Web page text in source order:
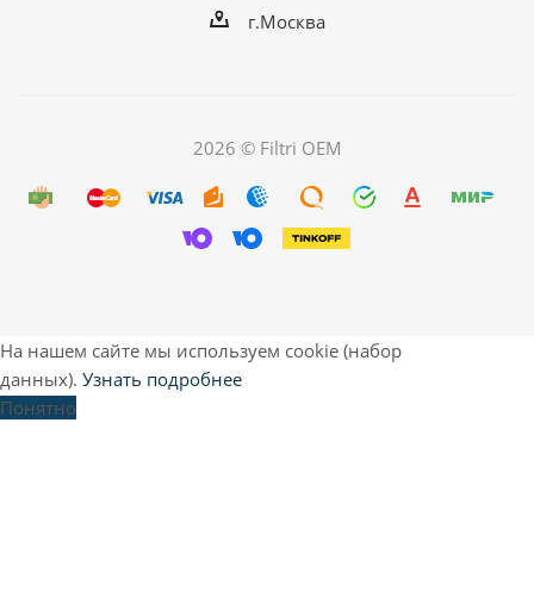
г.Москва
2026 © Filtri OEM
На нашем сайте мы используем cookie (набор
данных). Узнать подробнее
Понятно